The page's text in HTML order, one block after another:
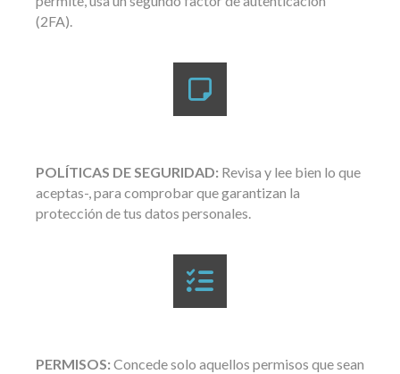
(2FA).
POLÍTICAS DE SEGURIDAD: Revisa y lee bien lo que
aceptas-, para comprobar que garantizan la
protección de tus datos personales.
PERMISOS: Concede solo aquellos permisos que sean